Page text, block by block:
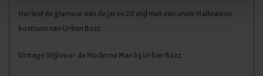
Herleef de glamour van de jaren 20 stijl met een uniek Halloween
kostuum van Urban Bozz
Vintage Stijl voor de Moderne Man bij Urban Bozz